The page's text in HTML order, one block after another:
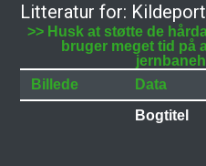
Litteratur for:
>> Husk at støtte de
bruger meget tid på
Billede
Data
Bogtitel